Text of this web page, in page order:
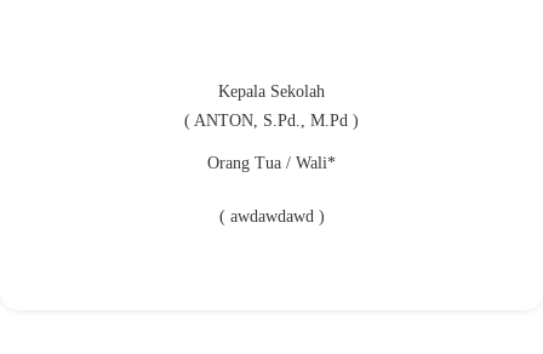
Kepala Sekolah
( ANTON, S.Pd., M.Pd )
Orang Tua / Wali*
( awdawdawd )